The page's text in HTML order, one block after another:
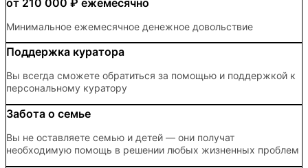
от 210 000 ₽ ежемесячно
Минимальное ежемесячное денежное довольствие
Поддержка куратора
Вы всегда сможете обратиться за помощью и поддержкой к
персональному куратору
Забота о семье
Вы не оставляете семью и детей — они получат
необходимую помощь в решении любых жизненных проблем